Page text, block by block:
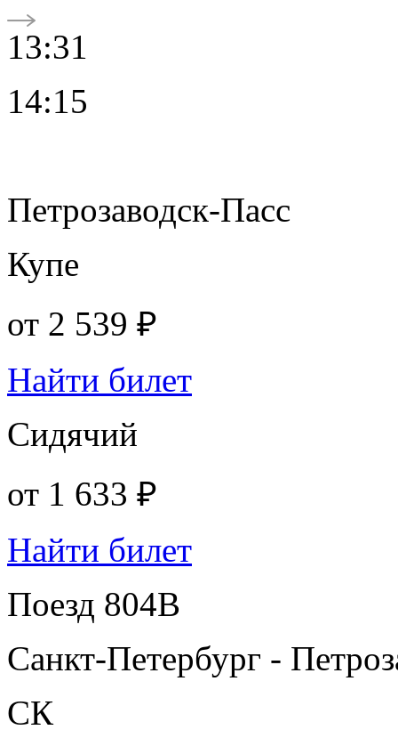
13:31
14:15
Петрозаводск-Пасс
Купе
от 2 539 ₽
Найти билет
Сидячий
от 1 633 ₽
Найти билет
Поезд 804В
Санкт-Петербург -
СК